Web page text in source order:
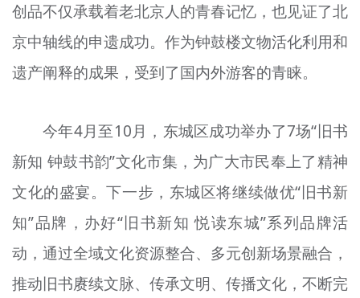
创品不仅承载着老北京人的青春记忆，也见证了北
京中轴线的申遗成功。作为钟鼓楼文物活化利用和
遗产阐释的成果，受到了国内外游客的青睐。
今年4月至10月，东城区成功举办了7场“旧书
新知 钟鼓书韵”文化市集，为广大市民奉上了精神
文化的盛宴。下一步，东城区将继续做优“旧书新
知”品牌，办好“旧书新知 悦读东城”系列品牌活
动，通过全域文化资源整合、多元创新场景融合，
推动旧书赓续文脉、传承文明、传播文化，不断完